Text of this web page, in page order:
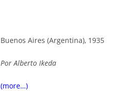
Buenos Aires (Argentina), 1935
Por Alberto Ikeda
(more…)